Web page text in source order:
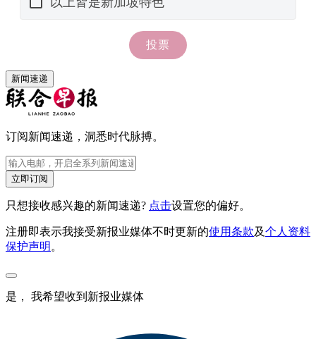
新闻速递
订阅新闻速递，洞悉时代脉搏。
立即订阅
只想接收感兴趣的新闻速递? 点击设置您的偏好。
注册即表示我接受新报业媒体不时更新的使用条款及个人资料
保护声明 。
是， 我希望收到新报业媒体